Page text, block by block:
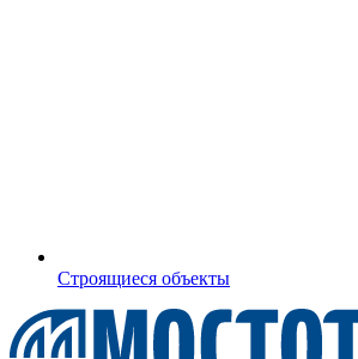
Строящиеся объекты